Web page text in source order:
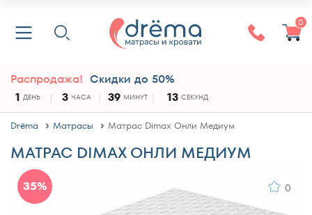
0
Распродажа! Скидки до 50%
1 ДЕНЬ 3 ЧАСА 39 МИНУТ 12 СЕКУНД
Drёma Матрасы Матрас Dimax Онли Медиум
МАТРАС DIMAX ОНЛИ МЕДИУМ
35% 0